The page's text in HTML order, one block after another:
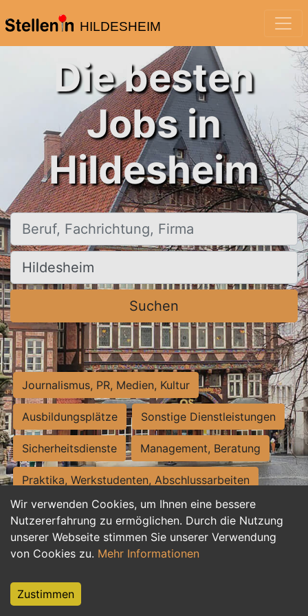
HILDESHEIM
Wir verwenden Cookies, um Ihnen eine bessere
Nutzererfahrung zu ermöglichen. Durch die Nutzung
unserer Webseite stimmen Sie unserer Verwendung
von Cookies zu. Mehr Informationen
Zustimmen
Die besten
Jobs in
Hildesheim
Beruf, Fachrichtung, Firma
Ort, Stadt
Suchen
Journalismus, PR, Medien, Kultur
Ausbildungsplätze Sonstige Dienstleistungen
Sicherheitsdienste Management, Beratung
Praktika, Werkstudenten, Abschlussarbeiten
Personalwesen Assistenz, Sekretariat
Hilfskräfte, Aushilfs- und Nebenjobs
Weiterbildung, Studium, duale Ausbildung